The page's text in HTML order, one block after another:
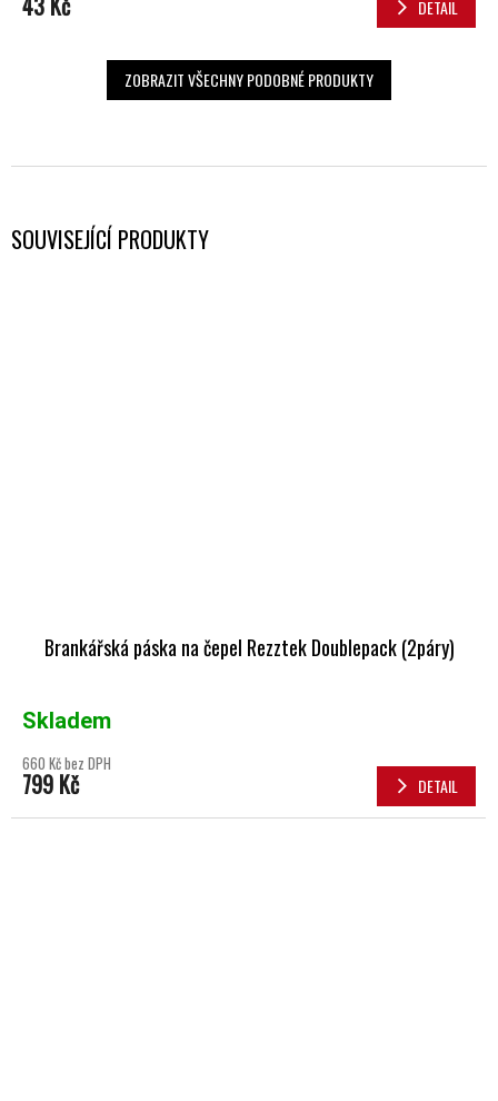
SOUVISEJÍCÍ PRODUKTY
Brankářská páska na čepel Rezztek Doublepack (2páry)
Skladem
660 Kč bez DPH
799 Kč DETAIL
DETAIL
ZOBRAZIT VŠECHNY PODOBNÉ PRODUKTY